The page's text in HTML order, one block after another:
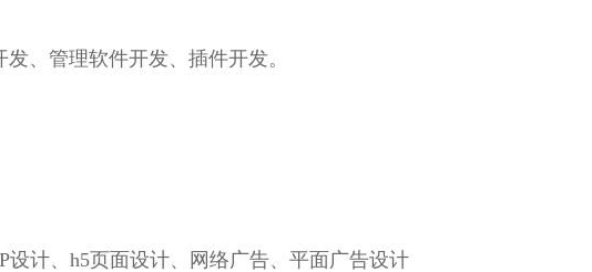
、管理软件开发、插件开发。
设计、h5页面设计、网络广告、平面广告设计